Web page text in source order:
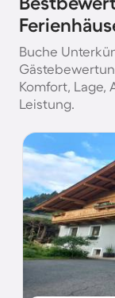
Buche
Komfort, Lage,
Leistung.